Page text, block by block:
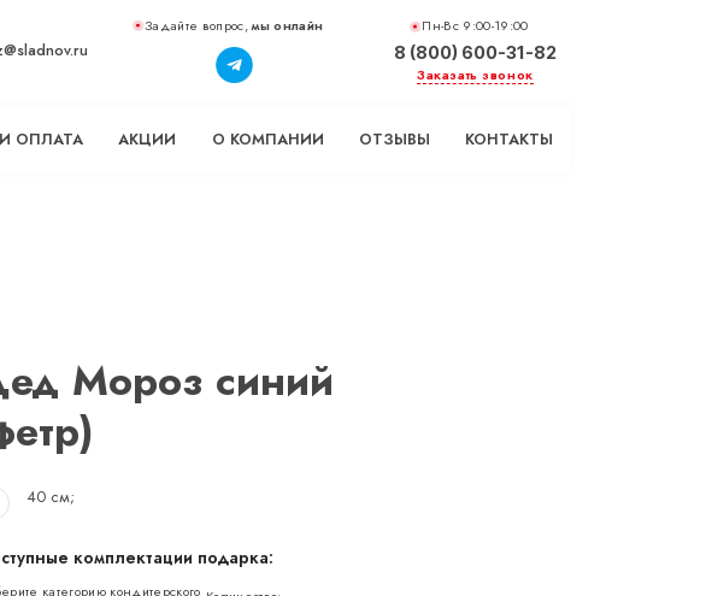
Задайте вопрос,мы онлайн Пн-Вс 9:00-19:00
8 (800) 600-31-82
Заказать звонок
ОПЛАТА АКЦИИ О КОМПАНИИ ОТЗЫВЫ КОНТАКТЫ
Мороз синий
40 см;
комплектации подарка:
категорию кондитерского